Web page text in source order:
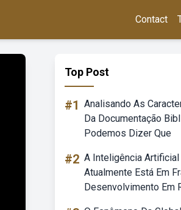
Contact
Top Post
#1 Analisando As
Da Documentação
Podemos Dizer Que
#2 A Inteligência Artificial
Atualmente Está Em
Desenvolvimento Em